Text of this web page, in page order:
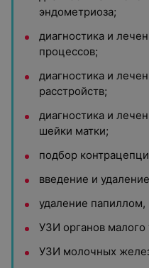
эндометриоза;
диагностика и
процессов;
диагностика и
расстройств;
диагностика и
шейки матки;
подбор
введение и
удаление
УЗИ органов малого
УЗИ молочных